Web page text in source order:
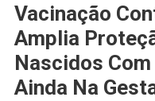
Vacinação
Amplia
Nascidos
Ainda Na